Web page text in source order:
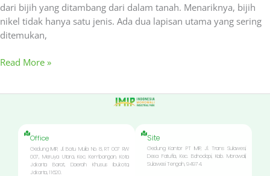
dari bijih yang ditambang dari dalam tanah. Menariknya, bijih
nikel tidak hanya satu jenis. Ada dua lapisan utama yang sering
ditemukan,
Read More »
Office
Gedung IMIP, Jl. Batu Mulia No. 8, RT 007 RW
007, Meruya Utara, Kec. Kembangan, Kota
Jakarta Barat, Daerah Khusus Ibukota,
Jakarta, 11620.
Site
Gedung Kantor PT IMIP, Jl. Trans Sulawesi,
Desa Fatufia, Kec. Bahodopi, Kab. Morowali,
Sulawesi Tengah, 94974.